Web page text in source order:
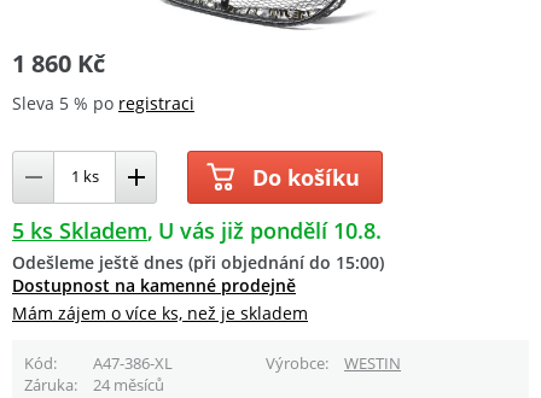
1 860 Kč
Sleva 5 % po registraci
Do košíku
5 ks Skladem U vás již pondělí 10.8.
Odešleme ještě dnes (při objednání do 15:00)
Dostupnost na kamenné prodejně
Mám zájem o více ks, než je skladem
Kód A47-386-XL Výrobce
WESTIN
Záruka
24 měsíců